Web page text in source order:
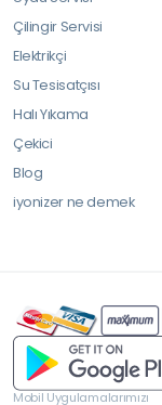
Çilingir Servisi
Elektrikçi
Su Tesisatçısı
Halı Yıkama
Çekici
Blog
iyonizer ne demek
Mobil Uygulamalarımızı